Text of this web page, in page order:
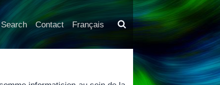
Search Contact Français